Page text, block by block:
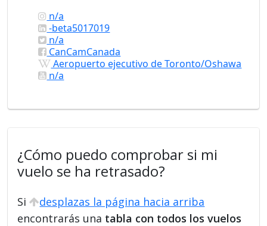
n/a
-beta5017019
n/a
CanCamCanada
Aeropuerto ejecutivo de Toronto/Oshawa
n/a
¿Cómo puedo comprobar si mi
vuelo se ha retrasado?
Si
desplazas la página hacia arriba
encontrarás una tabla con todos los vuelos